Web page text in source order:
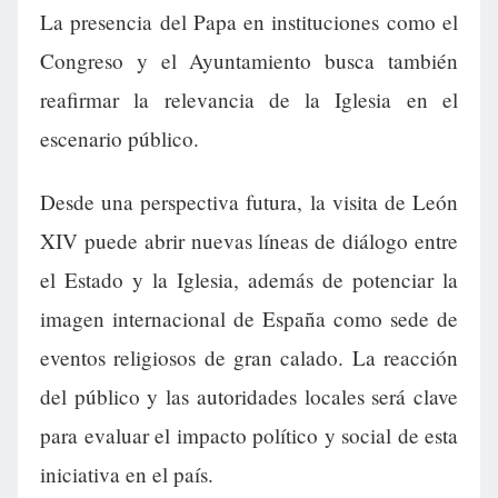
La presencia del Papa en instituciones como el
Congreso y el Ayuntamiento busca también
reafirmar la relevancia de la Iglesia en el
escenario público.
Desde una perspectiva futura, la visita de León
XIV puede abrir nuevas líneas de diálogo entre
el Estado y la Iglesia, además de potenciar la
imagen internacional de España como sede de
eventos religiosos de gran calado. La reacción
del público y las autoridades locales será clave
para evaluar el impacto político y social de esta
iniciativa en el país.